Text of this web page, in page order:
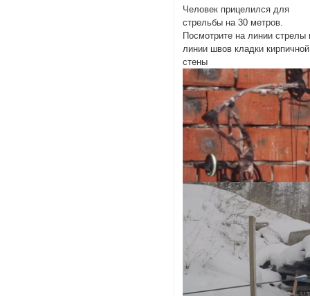
Человек прицелился для
стрельбы на 30 метров.
Посмотрите на линии стрелы
линии швов кладки кирпичной
стены